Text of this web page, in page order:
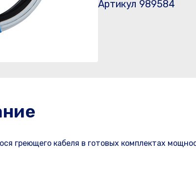
Артикул 989584
греющего кабеля в готовых комплектах